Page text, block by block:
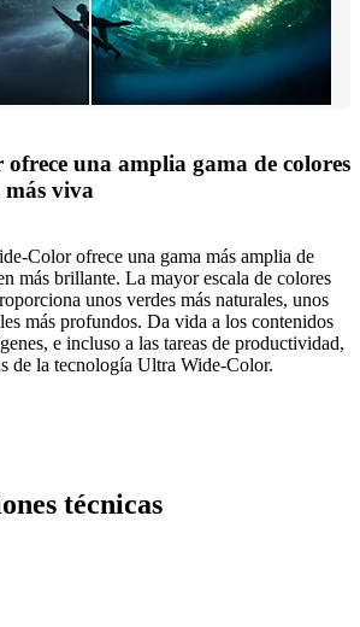
una amplia gama de colores
viva
Color ofrece una gama más amplia de
más brillante. La mayor escala de colores
unos verdes más naturales, unos
más profundos. Da vida a los contenidos
e incluso a las tareas de productividad,
de la tecnología Ultra Wide-Color.
técnicas